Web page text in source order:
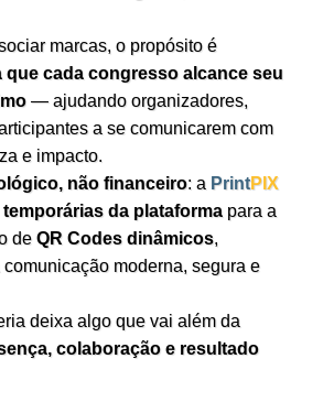
marcas, o propósito é
cada congresso alcance seu
— ajudando organizadores,
a se comunicarem com
e impacto.
não financeiro: a PrintPIX
da plataforma para a
de QR Codes dinâmicos,
moderna, segura e
deixa algo que vai além da
colaboração e resultado